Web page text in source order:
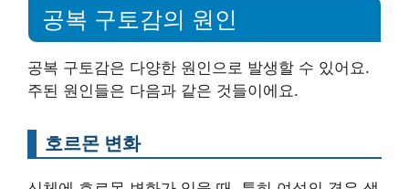
공복 구토감의 원인
공복 구토감은 다양한 원인으로 발생할 수 있어요.
주된 원인들은 다음과 같은 것들이에요.
호르몬 변화